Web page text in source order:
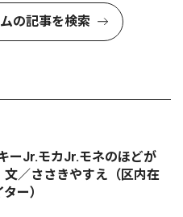
の記事を検索
Jr.モカJr.モネのほどが
／ささきやすえ（区内在
ー）